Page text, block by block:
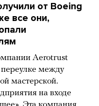
от Boeing
все они,
Aerotrust
между
мастерской.
на входе